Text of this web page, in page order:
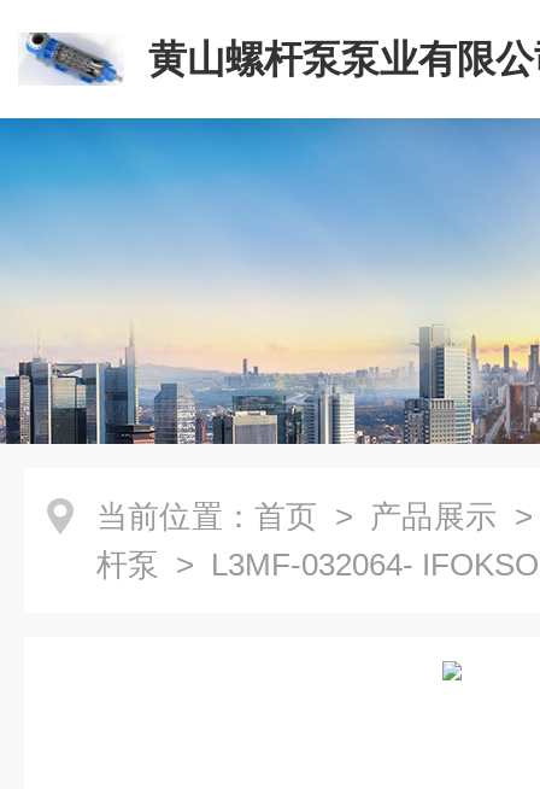
黄山螺杆泵泵业有限
当前位置： 首页 > 产品展示
杆泵 > L3MF-032064-